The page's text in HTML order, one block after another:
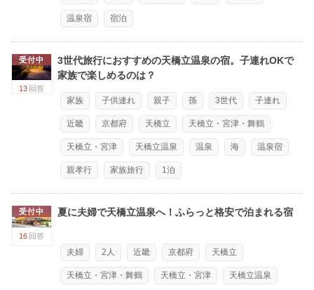
温泉宿 宿泊
受付中
13 回答
3世代旅行におすすめの天橋立温泉の宿。子連れOKで
家族で楽しめるのは？
家族 子供連れ 親子 孫 3世代 子連れ
近畿 京都府 天橋立 天橋立・宮津・舞鶴
天橋立・宮津 天橋立温泉 温泉 海 温泉宿
親孝行 家族旅行 1泊
受付中
16 回答
夏に夫婦で天橋立温泉へ！ふらっと格安で泊まれる宿
夫婦 2人 近畿 京都府 天橋立
天橋立・宮津・舞鶴 天橋立・宮津 天橋立温泉